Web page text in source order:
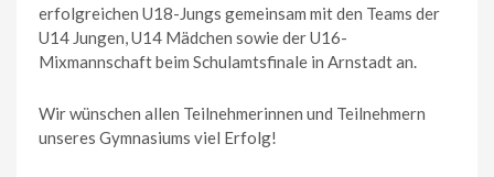
erfolgreichen U18-Jungs gemeinsam mit den Teams der
U14 Jungen, U14 Mädchen sowie der U16-
Mixmannschaft beim Schulamtsfinale in Arnstadt an.
Wir wünschen allen Teilnehmerinnen und Teilnehmern
unseres Gymnasiums viel Erfolg!